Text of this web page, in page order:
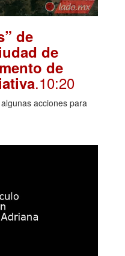
de
de
de
.10:20
acciones para